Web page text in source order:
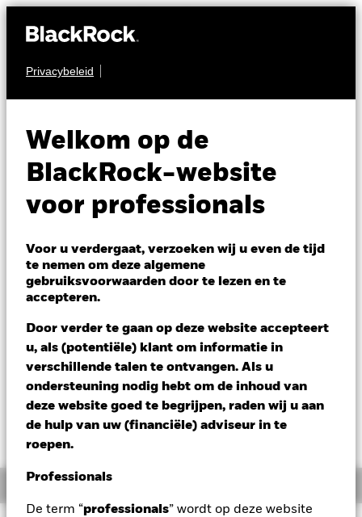
Privacybeleid
Welkom op de
BlackRock-website
voor professionals
Voor u verdergaat, verzoeken wij u even de tijd
te nemen om deze algemene
gebruiksvoorwaarden door te lezen en te
accepteren.
Door verder te gaan op deze website accepteert
u, als (potentiële) klant om informatie in
verschillende talen te ontvangen. Als u
ondersteuning nodig hebt om de inhoud van
deze website goed te begrijpen, raden wij u aan
de hulp van uw (financiële) adviseur in te
roepen.
Professionals
De term “professionals” wordt op deze website
OBLIGATIES
Government Bond
Index Fund (IE)
EUR 9,89
Verandering NAV 1 dag per 05/aug/2026
EUR 0,01 (0,10%)